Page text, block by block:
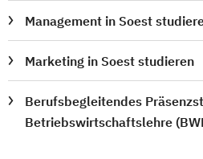
Management in Soest
Marketing in Soest studieren
Berufsbegleitendes
Betriebswirtschaftslehre